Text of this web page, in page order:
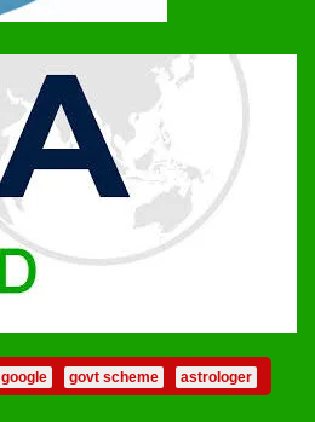
google govt scheme astrologer